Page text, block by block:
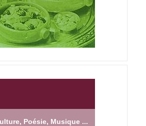
Poésie, Musique ...